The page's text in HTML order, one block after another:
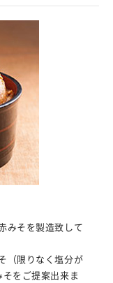
みそを製造致して
（限りなく塩分が
をご提案出来ま